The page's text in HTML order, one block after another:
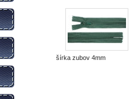
šírka zubov 4mm